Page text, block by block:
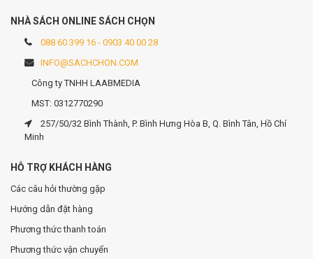
NHÀ SÁCH ONLINE SÁCH CHỌN
088 60 399 16 - 0903 40 00 28
INFO@SACHCHON.COM
Công ty TNHH LAABMEDIA
MST: 0312770290
257/50/32 Bình Thành, P. Bình Hưng Hòa B, Q. Bình Tân, Hồ Chí
Minh
HỖ TRỢ KHÁCH HÀNG
Các câu hỏi thường gặp
Hướng dẫn đặt hàng
Phương thức thanh toán
Phương thức vận chuyển